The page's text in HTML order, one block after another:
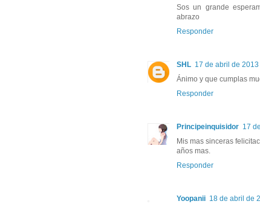
Sos un grande
abrazo
Responder
SHL 17 de abril de
Ánimo y que cumplas
Responder
Principeinquisidor 17
Mis mas sinceras
años mas.
Responder
Yoopanii 18 de abril de